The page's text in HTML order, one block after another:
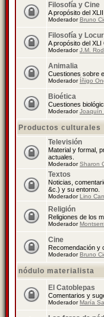
Filosofía y Cine
A propósito del
ModeradorBruno
Filosofía y
A propósito del
ModeradorJ.M.
Animalia
Cuestiones sobre
Moderador Íñigo
Bioética
Cuestiones
ModeradorJoaquín
Productos culturales
Televisión
Material y formal,
actuales.
ModeradorSharon
Textos
Noticias,
&c.) y su entorno.
ModeradorLino
Religión
Religiones de los
Moderador
Cine
Recomendación y
ModeradorBruno
nódulo materialista
El Catoblepas
Comentarios y
ModeradorMaría